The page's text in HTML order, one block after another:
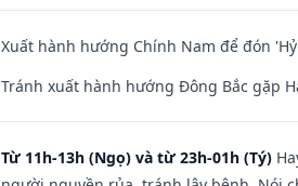
Xuất hành hướng Chính Nam để đón
Tránh xuất hành hướng Đông Bắc gặp
Từ 11h-13h (Ngọ) và từ 23h-01h (Tý)